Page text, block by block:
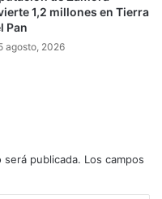
1,2 millones en Tierra
Pan
agosto, 2026
publicada. Los campos